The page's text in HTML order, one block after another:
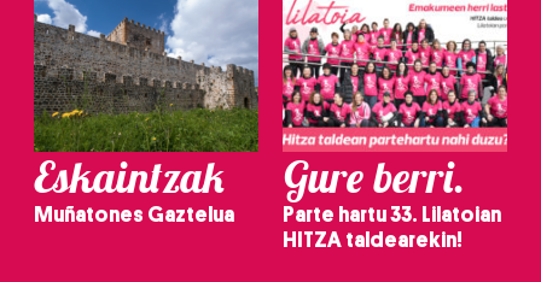
Eskaintzak
Muñatones Gaztelua
Gure berri.
Parte hartu 33. Lilatoian
HITZA taldearekin!